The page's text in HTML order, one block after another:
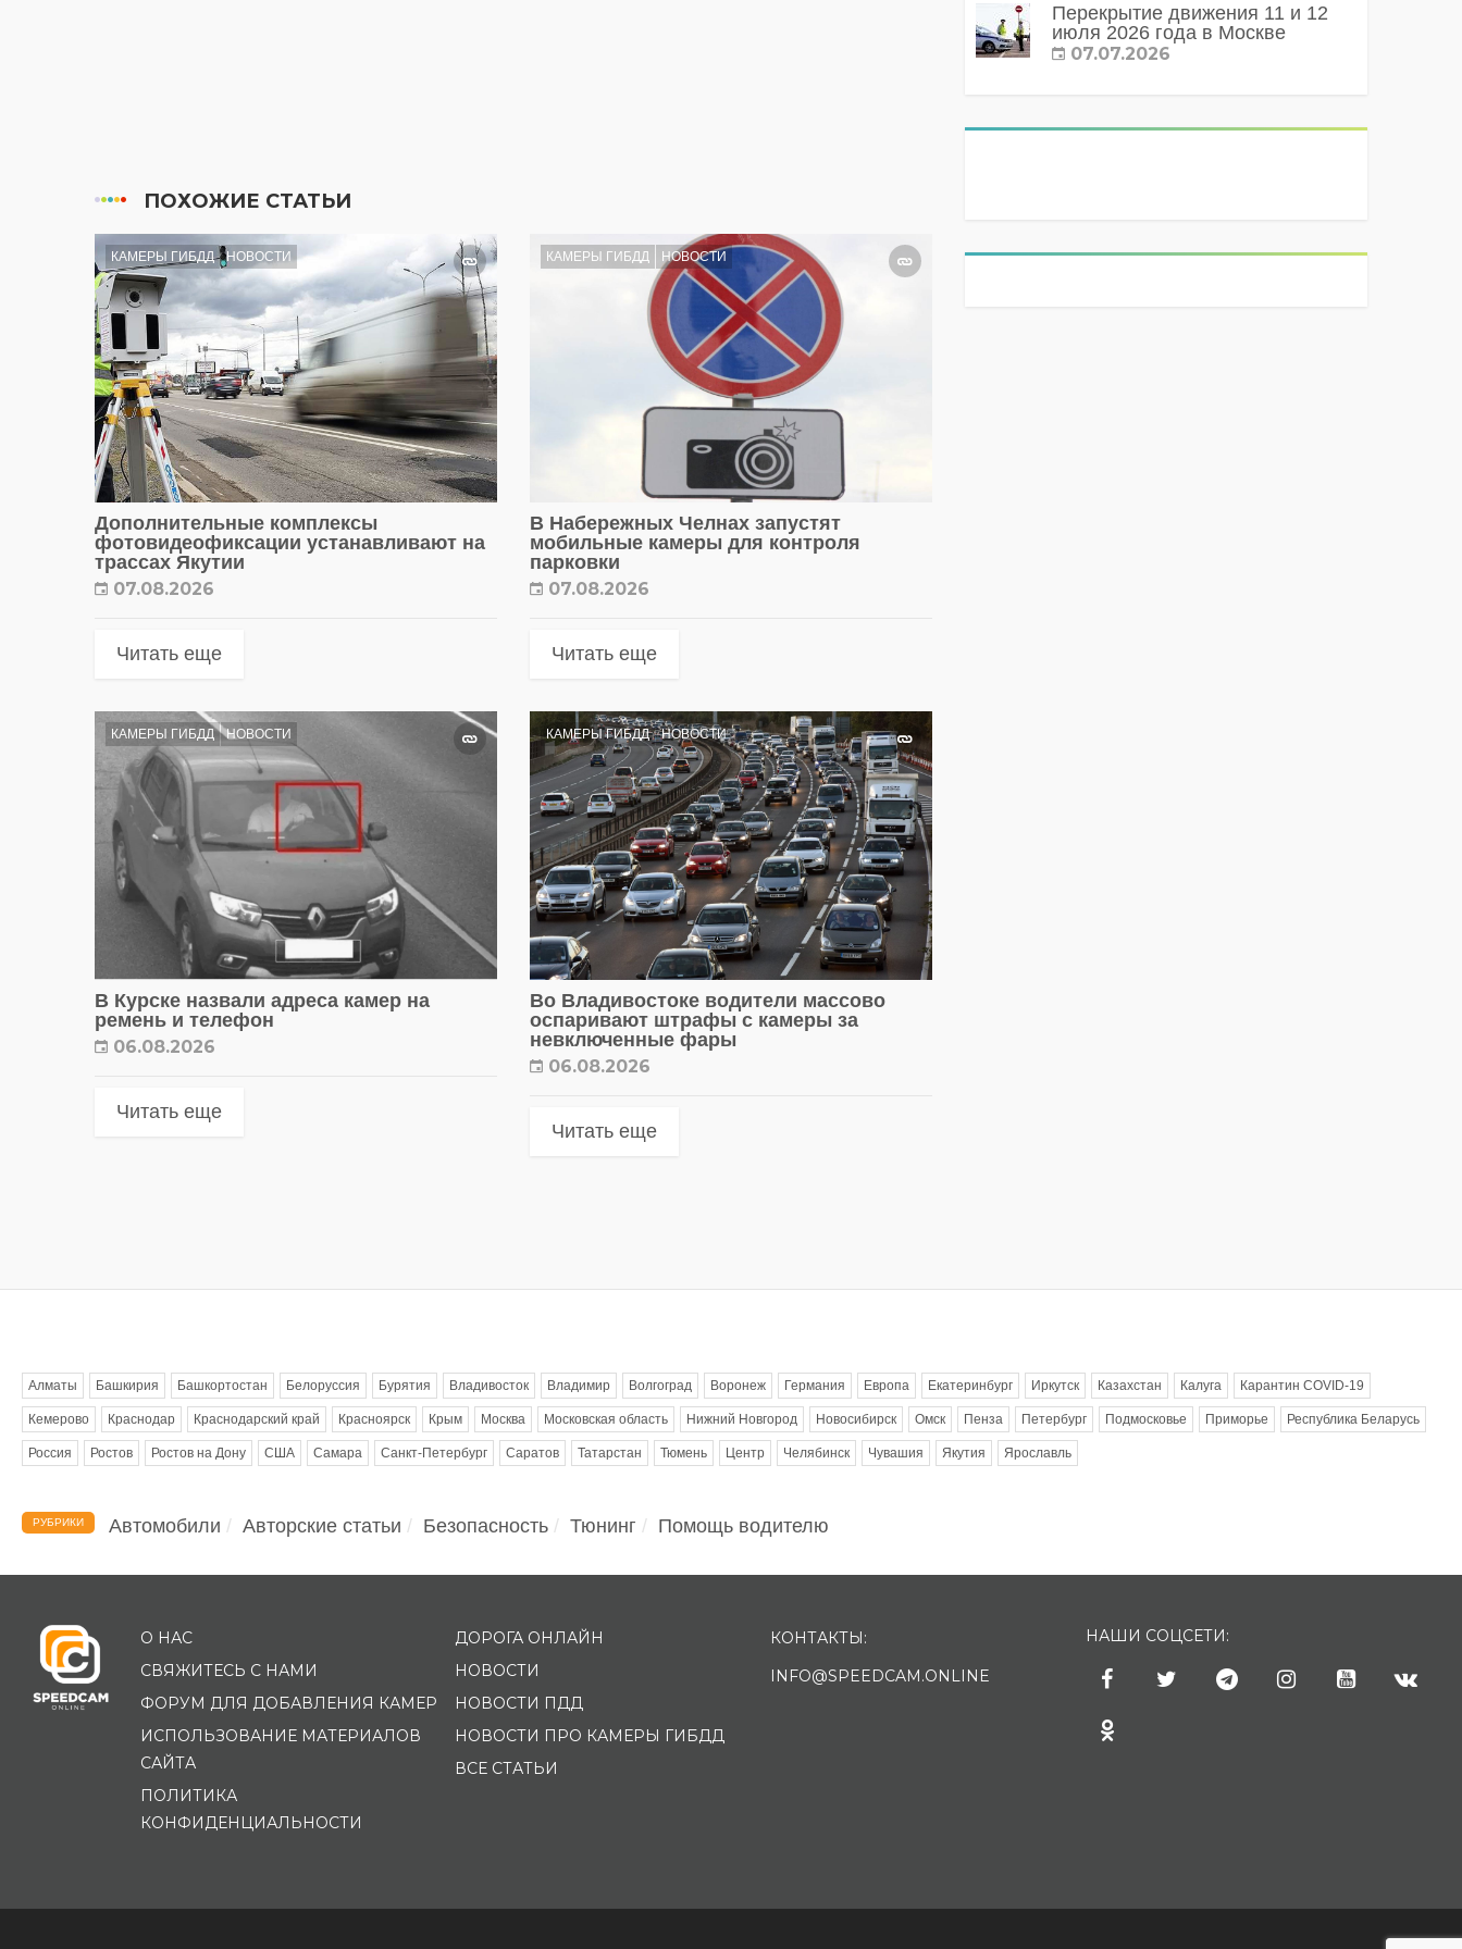
ПОХОЖИЕ СТАТЬИ
КАМЕРЫ ГИБДД НОВОСТИ
Дополнительные комплексы
фотовидеофиксации устанавливают на
трассах Якутии
07.08.2026
Читать еще
КАМЕРЫ ГИБДД НОВОСТИ
В Набережных Челнах запустят
мобильные камеры для контроля
парковки
07.08.2026
Читать еще
КАМЕРЫ ГИБДД НОВОСТИ
В Курске назвали адреса камер на
ремень и телефон
06.08.2026
Читать еще
КАМЕРЫ ГИБДД НОВОСТИ
Во Владивостоке водители массово
оспаривают штрафы с камеры за
невключенные фары
06.08.2026
Читать еще
Перекрытие движения 11 и 12
июля 2026 года в Москве
07.07.2026
Алматы Башкирия Башкортостан Белоруссия Бурятия Владивосток Владимир Волгоград Воронеж Германия Европа Екатеринбург Иркутск Казахстан Калуга Карантин COVID-19
Кемерово Краснодар Краснодарский край Красноярск Крым Москва Московская область Нижний Новгород Новосибирск Омск Пенза Петербург Подмосковье Приморье Республика Беларусь
Россия Ростов Ростов на Дону США Самара Санкт-Петербург Саратов Татарстан Тюмень Центр Челябинск Чувашия Якутия Ярославль
РУБРИКИ Автомобили Авторские статьи Безопасность Тюнинг Помощь водителю
О НАС
СВЯЖИТЕСЬ С НАМИ
ФОРУМ ДЛЯ ДОБАВЛЕНИЯ КАМЕР
ИСПОЛЬЗОВАНИЕ МАТЕРИАЛОВ
САЙТА
ПОЛИТИКА
КОНФИДЕНЦИАЛЬНОСТИ
ДОРОГА ОНЛАЙН
НОВОСТИ
НОВОСТИ ПДД
НОВОСТИ ПРО КАМЕРЫ ГИБДД
ВСЕ СТАТЬИ
КОНТАКТЫ:
INFO@SPEEDCAM.ONLINE
НАШИ СОЦСЕТИ: